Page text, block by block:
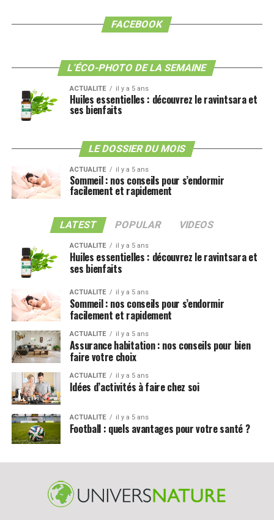
FACEBOOK
L’ÉCO-PHOTO DE LA SEMAINE
ACTUALITE il y a 5 ans
Huiles essentielles : découvrez le ravintsara et
ses bienfaits
LE DOSSIER DU MOIS
ACTUALITE il y a 5 ans
Sommeil : nos conseils pour s’endormir
facilement et rapidement
LATEST POPULAR VIDEOS
ACTUALITE il y a 5 ans
Huiles essentielles : découvrez le ravintsara et
ses bienfaits
ACTUALITE il y a 5 ans
Sommeil : nos conseils pour s’endormir
facilement et rapidement
ACTUALITE il y a 5 ans
Assurance habitation : nos conseils pour bien
faire votre choix
ACTUALITE il y a 5 ans
Idées d’activités à faire chez soi
ACTUALITE il y a 5 ans
Football : quels avantages pour votre santé ?